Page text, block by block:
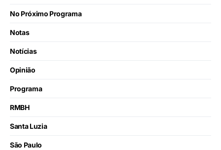
No Próximo Programa
Notas
Notícias
Opinião
Programa
RMBH
Santa Luzia
São Paulo